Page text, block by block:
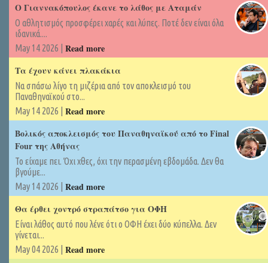
Ο Γιαννακόπουλος έκανε το λάθος με Αταμάν
Ο αθλητισμός προσφέρει χαρές και λύπες. Ποτέ δεν είναι όλα
ιδανικά....
May 14 2026 | Read more
Τα έχουν κάνει πλακάκια
Να σπάσω λίγο τη μιζέρια από τον αποκλεισμό του
Παναθηναϊκού στο...
May 14 2026 | Read more
Βολικός αποκλεισμός του Παναθηναϊκού από το Final
Four της Αθήνας
Το είχαμε πει. Όχι χθες, όχι την περασμένη εβδομάδα. Δεν θα
βγούμε...
May 14 2026 | Read more
Θα έρθει χοντρό στραπάτσο για ΟΦΗ
Είναι λάθος αυτό που λένε ότι ο ΟΦΗ έχει δύο κύπελλα. Δεν
γίνεται...
May 04 2026 | Read more